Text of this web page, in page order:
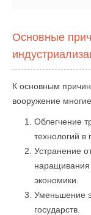
Основные
К основным
вооружение
Облегчение
технологий в
Устранение
экономики.
Уменьшение
государств.